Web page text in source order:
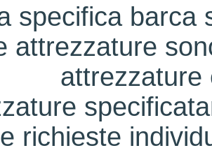
specifica barca
attrezzature
attrezzature
richieste